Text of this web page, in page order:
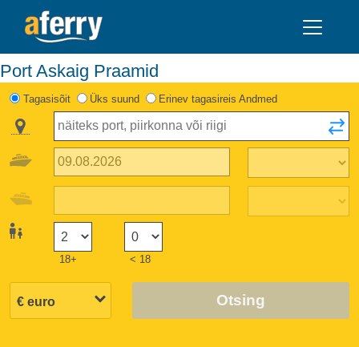
Port Askaig Praamid
Tagasisõit Üks suund Erinev tagasireis Andmed
18+ < 18
Otsing